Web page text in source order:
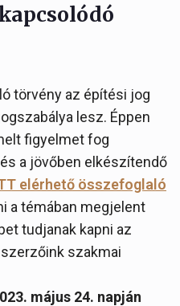
törvény az építési jog
lesz. Éppen
figyelmet fog
a jövőben elkészítendő
elérhető összefoglaló
a témában megjelent
tudjanak kapni az
szakmai
május 24. napján